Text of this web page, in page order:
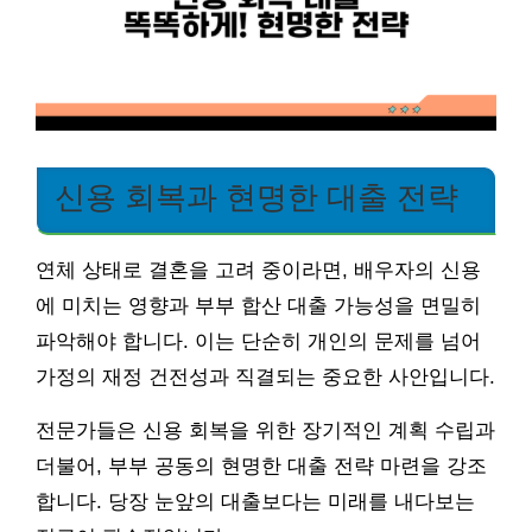
신용 회복과 현명한 대출 전략
연체 상태로 결혼을 고려 중이라면, 배우자의 신용
에 미치는 영향과 부부 합산 대출 가능성을 면밀히
파악해야 합니다. 이는 단순히 개인의 문제를 넘어
가정의 재정 건전성과 직결되는 중요한 사안입니다.
전문가들은 신용 회복을 위한 장기적인 계획 수립과
더불어, 부부 공동의 현명한 대출 전략 마련을 강조
합니다. 당장 눈앞의 대출보다는 미래를 내다보는